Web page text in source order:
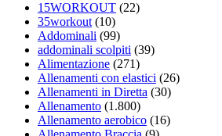
15WORKOUT (22)
35workout (10)
Addominali (99)
addominali scolpiti (39)
Alimentazione (271)
Allenamenti con elastici (26)
Allenamenti in Diretta (30)
Allenamento (1.800)
Allenamento aerobico (16)